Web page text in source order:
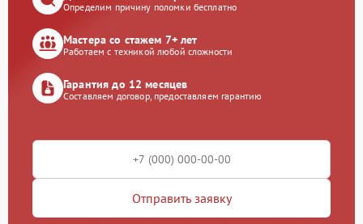
Определим причину поломки бесплатно
Мастера со стажем 7+ лет
Работаем с техникой любой сложности
Гарантия до 12 месяцев
Составляем договор, предоставляем гарантию
Отправить заявку